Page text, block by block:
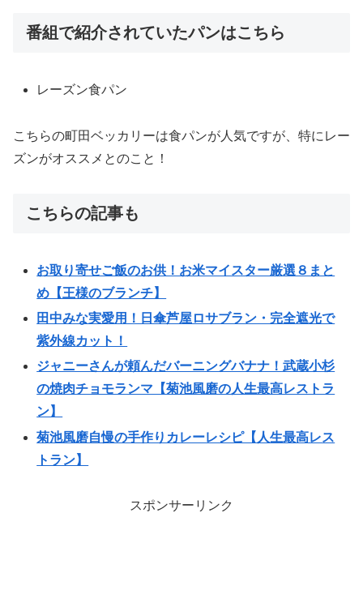
番組で紹介されていたパンはこちら
レーズン食パン
こちらの町田ベッカリーは食パンが人気ですが、特にレー
ズンがオススメとのこと！
こちらの記事も
お取り寄せご飯のお供！お米マイスター厳選８まと
め【王様のブランチ】
田中みな実愛用！日傘芦屋ロサブラン・完全遮光で
紫外線カット！
ジャニーさんが頼んだバーニングバナナ！武蔵小杉
の焼肉チョモランマ【菊池風磨の人生最高レストラ
ン】
菊池風磨自慢の手作りカレーレシピ【人生最高レス
トラン】
スポンサーリンク